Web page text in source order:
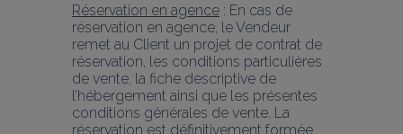
Réservation en agence : En cas de
réservation en agence, le Vendeur
remet au Client un projet de contrat de
réservation, les conditions particulières
de vente, la fiche descriptive de
l’hébergement ainsi que les présentes
conditions générales de vente. La
réservation est définitivement formée